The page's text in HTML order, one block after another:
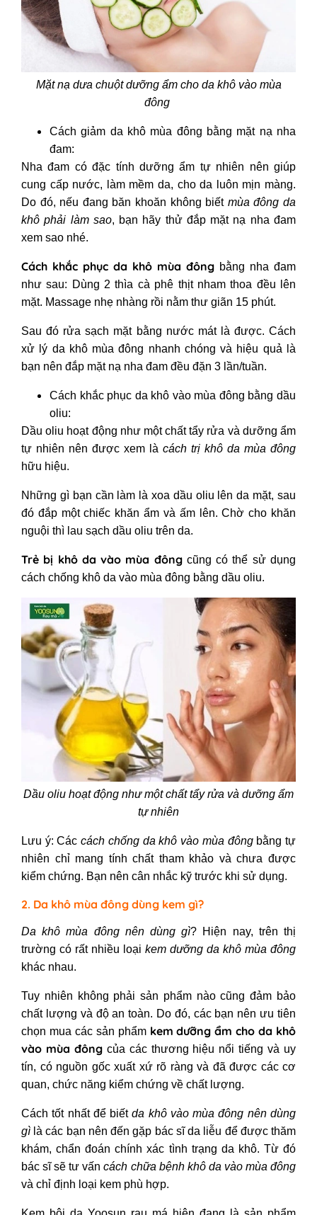
Mặt nạ dưa chuột dưỡng ẩm cho da khô vào mùa
đông
Cách giảm da khô mùa đông bằng mặt nạ nha
đam:
Nha đam có đặc tính dưỡng ẩm tự nhiên nên giúp
cung cấp nước, làm mềm da, cho da luôn mịn màng.
Do đó, nếu đang băn khoăn không biết mùa đông da
khô phải làm sao, bạn hãy thử đắp mặt nạ nha đam
xem sao nhé.
Cách khắc phục da khô mùa đông bằng nha đam
như sau: Dùng 2 thìa cà phê thịt nham thoa đều lên
mặt. Massage nhẹ nhàng rồi nằm thư giãn 15 phút.
Sau đó rửa sạch mặt bằng nước mát là được. Cách
xử lý da khô mùa đông nhanh chóng và hiệu quả là
bạn nên đắp mặt nạ nha đam đều đặn 3 lần/tuần.
Cách khắc phục da khô vào mùa đông bằng dầu
oliu:
Dầu oliu hoạt động như một chất tẩy rửa và dưỡng ẩm
tự nhiên nên được xem là cách trị khô da mùa đông
hữu hiệu.
Những gì bạn cần làm là xoa dầu oliu lên da mặt, sau
đó đắp một chiếc khăn ẩm và ấm lên. Chờ cho khăn
nguội thì lau sạch dầu oliu trên da.
Trẻ bị khô da vào mùa đôngcũng có thể sử dụng
cách chống khô da vào mùa đông bằng dầu oliu.
Dầu oliu hoạt động như một chất tẩy rửa và dưỡng ẩm
tự nhiên
Lưu ý: Cáccách chống da khô vào mùa đông bằng tự
nhiên chỉ mang tính chất tham khảo và chưa được
kiểm chứng. Bạn nên cân nhắc kỹ trước khi sử dụng.
2. Da khô mùa đông dùng kem gì?
Da khô mùa đông nên dùng gì? Hiện nay, trên thị
trường có rất nhiều loại kem dưỡng da khô mùa đông
khác nhau.
Tuy nhiên không phải sản phẩm nào cũng đảm bảo
chất lượng và độ an toàn. Do đó, các bạn nên ưu tiên
chọn mua các sản phẩm kem dưỡng ẩm cho da khô
vào mùa đôngcủa các thương hiệu nổi tiếng và uy
tín, có nguồn gốc xuất xứ rõ ràng và đã được các cơ
quan, chức năng kiểm chứng về chất lượng.
Cách tốt nhất để biếtda khô vào mùa đông nên dùng
gì là các bạn nên đến gặp bác sĩ da liễu để được thăm
khám, chẩn đoán chính xác tình trạng da khô. Từ đó
bác sĩ sẽ tư vấncách chữa bệnh khô da vào mùa đông
và chỉ định loại kem phù hợp.